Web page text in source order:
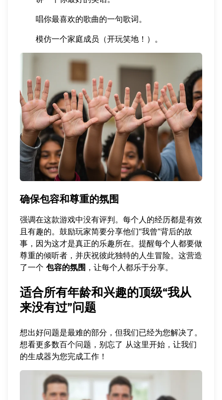
唱你最喜欢的歌曲的一句歌词。
模仿一个家庭成员（开玩笑地！）。
确保包容和尊重的氛围
强调在这款游戏中没有评判。每个人的经历都是有效
且有趣的。鼓励玩家简要分享他们“我曾”背后的故
事，因为这才是真正的乐趣所在。提醒每个人都要做
尊重的倾听者，并庆祝彼此独特的人生冒险。这营造
了一个 包容的氛围 ，让每个人都乐于分享。
适合所有年龄和兴趣的顶级“我从
来没有过”问题
想出好问题是最难的部分，但我们已经为您解决了。
想看更多数百个问题，别忘了 从这里开始 ，让我们
的生成器为您完成工作！